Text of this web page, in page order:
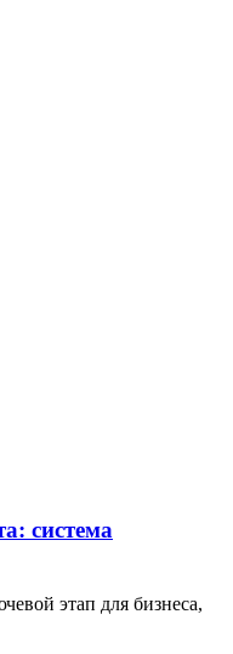
система
этап для бизнеса,